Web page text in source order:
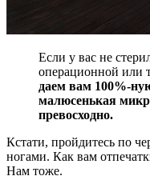
Если у вас не
операционной или
даем вам 100%-
малюсенькая
превосходно.
Кстати, пройдитесь по
ногами. Как вам
Нам тоже.